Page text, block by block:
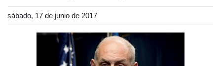
sábado, 17 de junio de 2017